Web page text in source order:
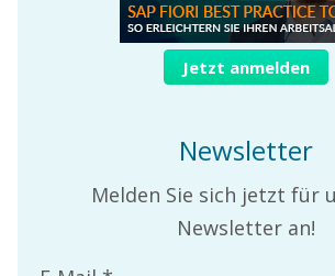
Jetzt anmelden
Newsletter
Melden Sie sich jetzt für
Newsletter an!